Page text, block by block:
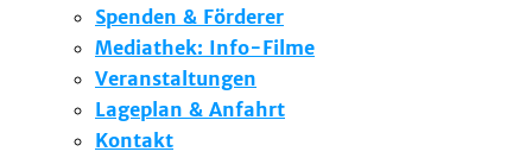
Spenden & Förderer
Mediathek: Info-Filme
Veranstaltungen
Lageplan & Anfahrt
Kontakt